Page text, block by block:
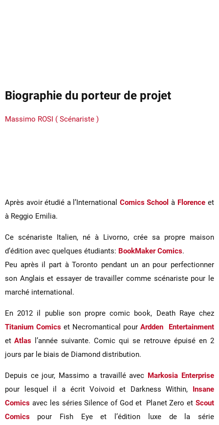
Biographie du porteur de projet
Massimo ROSI ( Scénariste )
Après avoir étudié a l’International Comics School à Florence et
à Reggio Emilia.
Ce scénariste Italien, né à Livorno, crée sa propre maison
d’édition avec quelques étudiants: BookMaker Comics.
Peu après il part à Toronto pendant un an pour perfectionner
son Anglais et essayer de travailler comme scénariste pour le
marché international.
En 2012 il publie son propre comic book, Death Raye chez
Titanium Comics et Necromantical pour Ardden Entertainment
et Atlas
l’année suivante. Comic qui se retrouve épuisé en 2
jours par le biais de Diamond distribution.
Depuis ce jour, Massimo a travaillé avec Markosia Enterprise
pour lesquel il a écrit Voivoid et Darkness Within, Insane
Comics avec les séries Silence of God et Planet Zero et Scout
Comics pour Fish Eye et l’édition luxe de la série